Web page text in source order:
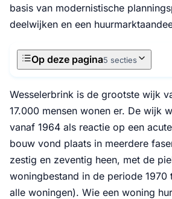
basis van modernistische
deelwijken en een
Op deze pagina5 secties
Wesselerbrink is de grootste wijk
17.000 mensen wonen er. De wijk
vanaf 1964 als reactie op een
bouw vond plaats in meerdere
zestig en zeventig heen, met de
woningbestand in de periode
alle woningen). Wie een woning